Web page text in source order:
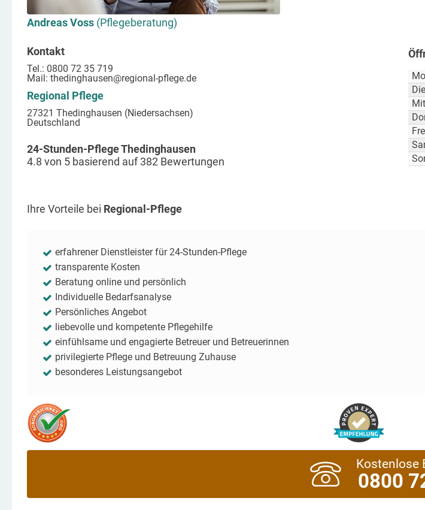
Andreas Voss (Pflegeberatung)
Kontakt
Tel.: 0800 72 35 719
Mail: thedinghausen@regional-pflege.de
Regional Pflege
27321 Thedinghausen (Niedersachsen)
Deutschland
24-Stunden-Pflege Thedinghausen
4.8 von 5 basierend auf382 Bewertungen
Ihre Vorteile bei Regional-Pflege
erfahrener Dienstleister für 24-Stunden-Pflege
transparente Kosten
Beratung online und persönlich
Individuelle Bedarfsanalyse
Persönliches Angebot
liebevolle und kompetente Pflegehilfe
einfühlsame und engagierte Betreuer und Betreuerinnen
privilegierte Pflege und Betreuung Zuhause
besonderes Leistungsangebot
Kostenlose
0800